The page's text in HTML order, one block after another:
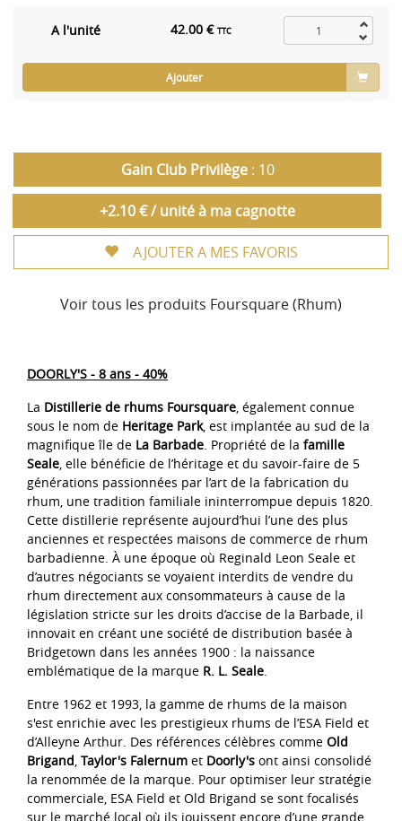
A l'unité 42.00 € TTC
Ajouter
Gain Club Privilège: 10
+2.10 € / unité à ma cagnotte
AJOUTER A MES FAVORIS
Voir tous les produits Foursquare (Rhum)
DOORLY'S - 8 ans - 40%
La Distillerie de rhums Foursquare, également connue
sous le nom de Heritage Park, est implantée au sud de la
magnifique île de La Barbade. Propriété de la famille
Seale, elle bénéficie de l’héritage et du savoir-faire de 5
générations passionnées par l’art de la fabrication du
rhum, une tradition familiale ininterrompue depuis 1820.
Cette distillerie représente aujourd’hui l’une des plus
anciennes et respectées maisons de commerce de rhum
barbadienne. À une époque où Reginald Leon Seale et
d’autres négociants se voyaient interdits de vendre du
rhum directement aux consommateurs à cause de la
législation stricte sur les droits d’accise de la Barbade, il
innovait en créant une société de distribution basée à
Bridgetown dans les années 1900 : la naissance
emblématique de la marque R. L. Seale.
Entre 1962 et 1993, la gamme de rhums de la maison
s'est enrichie avec les prestigieux rhums de l’ESA Field et
d’Alleyne Arthur. Des références célèbres comme Old
Brigand, Taylor's Falernum et Doorly's ont ainsi consolidé
la renommée de la marque. Pour optimiser leur stratégie
commerciale, ESA Field et Old Brigand se sont focalisés
sur le marché local où ils jouissent encore d’une grande